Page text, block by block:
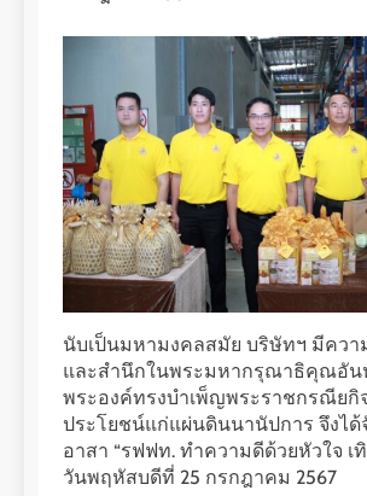
นับเป็นมหามงคลสมัย บริษัทฯ มีควา
และสำนึกในพระมหากรุณาธิคุณอัน
พระองค์ทรงบำเพ็ญพระราชกรณีย
ประโยชน์แก่แผ่นดินนานัปการ จึงได้
อาสา “รฟฟท. ทำความดีด้วยหัวใจ เ
วันพฤหัสบดีที่ 25 กรกฎาคม 2567